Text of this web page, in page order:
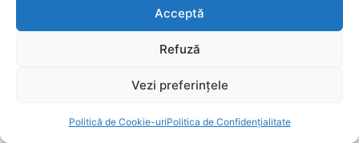
Acceptă
Refuză
Vezi preferințele
Politică de Cookie-uriPolitica de Confidențialitate